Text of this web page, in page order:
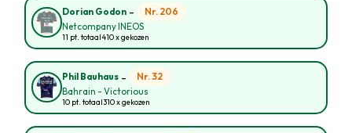
Dorian Godon - Nr. 206
Netcompany INEOS
11 pt. totaal410 x gekozen
Phil Bauhaus - Nr. 32
Bahrain - Victorious
10 pt. totaal310 x gekozen